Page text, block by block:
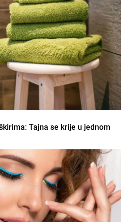
Tajna se krije u jednom